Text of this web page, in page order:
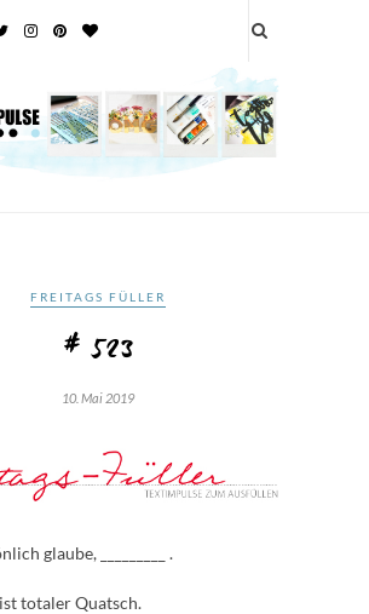
FREITAGS FÜLLER
# 523
10. Mai 2019
glaube, _________ .
ist totaler Quatsch.